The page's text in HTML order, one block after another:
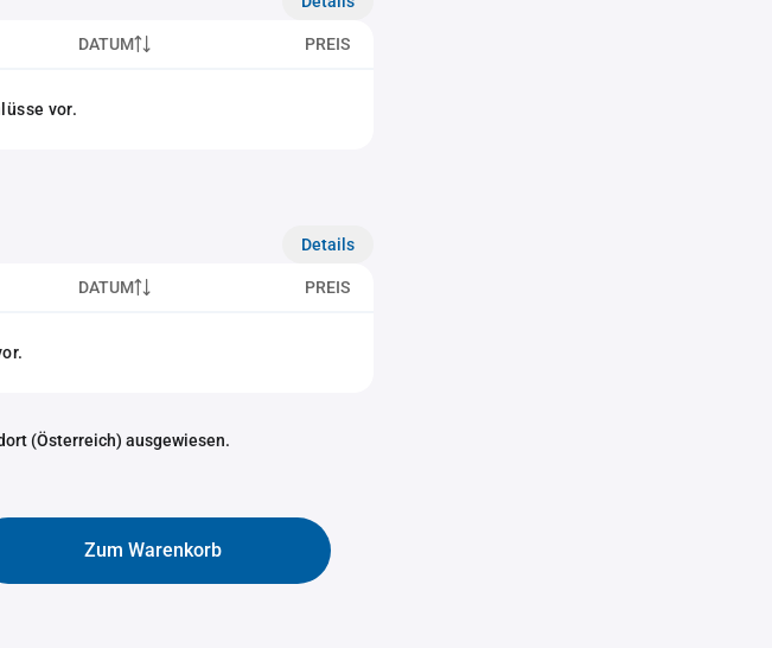
DATUM PREIS
vor.
Details
DATUM PREIS
(Österreich) ausgewiesen.
Zum Warenkorb